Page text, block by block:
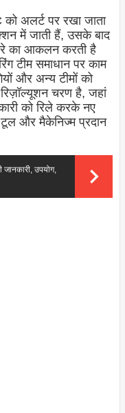
अलर्ट पर रखा जाता
में जाती हैं, उसके बाद
का आकलन करती है
टीम समाधान पर काम
और अन्य टीमों को
चरण है, जहां
को रिले करके नए
और मैकेनिज्म प्रदान
जानकारी, उपयोग,